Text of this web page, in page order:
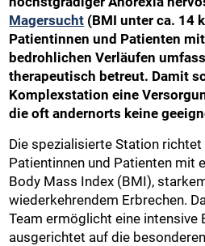
Magersucht (BMI unter ca. 14
Patientinnen und Patienten
bedrohlichen Verläufen
therapeutisch betreut. Damit
Komplexstation eine
die oft andernorts keine
Die spezialisierte Station
Patientinnen und Patienten mit
Body Mass Index (BMI),
wiederkehrendem Erbrechen.
Team ermöglicht eine intensive
ausgerichtet auf die